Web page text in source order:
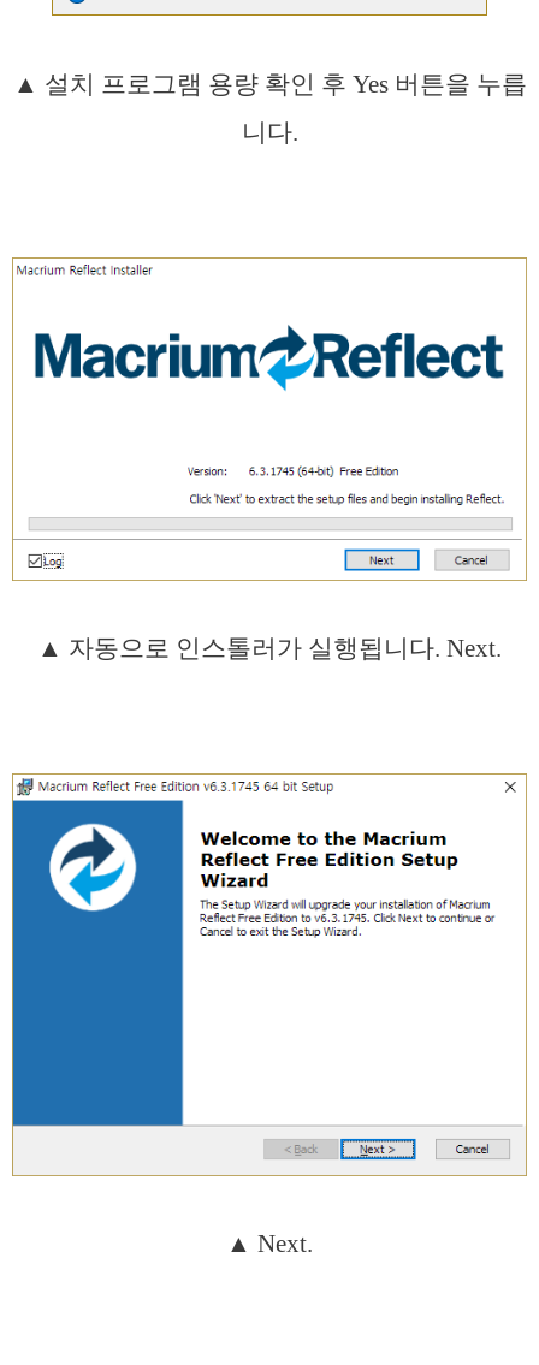
▲ 설치 프로그램 용량 확인 후 Yes 버튼을 누릅
니다.
▲ 자동으로 인스톨러가 실행됩니다. Next.
▲ Next.